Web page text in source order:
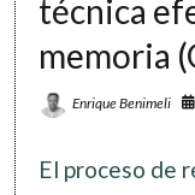
Recomendaciones
técnica
memoria
Enrique Benimeli
El proceso de